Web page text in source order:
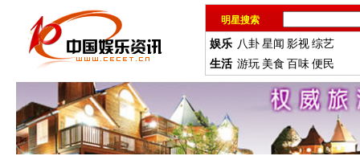
明星搜索
娱乐 八卦星闻 影视综艺
生活 游玩 美食 百味便民